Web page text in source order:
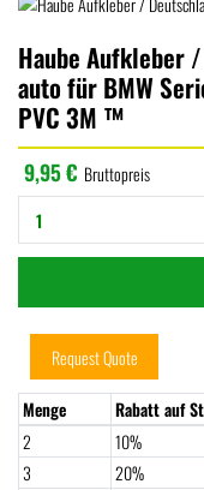
Haube Aufkleber
auto für BMW
PVC 3M ™
9,95 € Bruttopreis
Request Quote
Menge Rabatt auf
2
10%
3
20%